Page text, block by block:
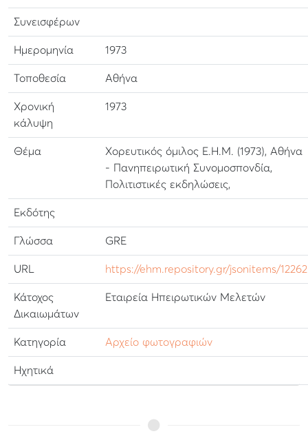
Συνεισφέρων
Ημερομηνία 1973
Τοποθεσία Αθήνα
Χρονική
κάλυψη
1973
Θέμα
Χορευτικός όμιλος Ε.Η.Μ. (1973), Αθήνα
- Πανηπειρωτική Συνομοσπονδία,
Πολιτιστικές εκδηλώσεις,
Εκδότης
Γλώσσα GRE
URL https://ehm.repository.gr/jsonitems/12262
Κάτοχος
Δικαιωμάτων
Εταιρεία Ηπειρωτικών Μελετών
Κατηγορία Αρχείο φωτογραφιών
Ηχητικά